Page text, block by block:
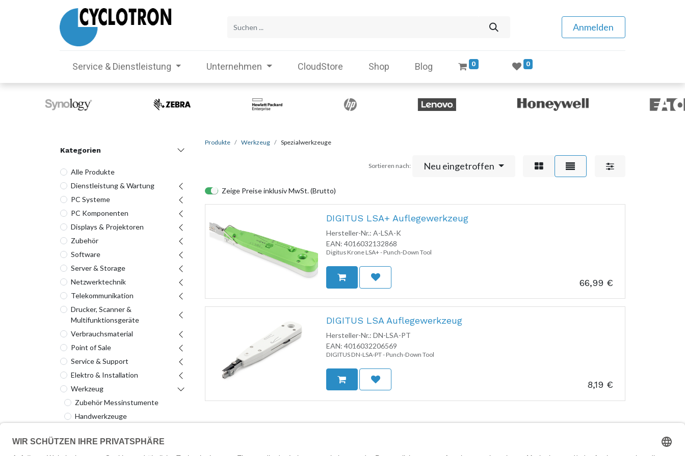
Anmelden
Service & Dienstleistung Unternehmen CloudStore Shop Blog 0 0
Kategorien
Alle Produkte
Dienstleistung & Wartung
PC Systeme
PC Komponenten
Displays & Projektoren
Zubehör
Software
Server & Storage
Netzwerktechnik
Telekommunikation
Drucker, Scanner &
Multifunktionsgeräte
Verbrauchsmaterial
Point of Sale
Service & Support
Elektro & Installation
Werkzeug
Zubehör Messinstumente
Handwerkzeuge
Elektrowerkzeuge
Produkte Werkzeug Spezialwerkzeuge
Sortieren nach: Neu eingetroffen
Zeige Preise inklusiv MwSt. (Brutto)
DIGITUS LSA+ Auflegewerkzeug
Hersteller-Nr.: A-LSA-K
EAN: 4016032132868
Digitus Krone LSA+ - Punch-Down Tool
66,99 €
DIGITUS LSA Auflegewerkzeug
Hersteller-Nr.: DN-LSA-PT
EAN: 4016032206569
DIGITUS DN-LSA-PT - Punch-Down Tool
8,19 €